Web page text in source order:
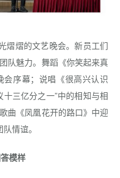
熠熠的文艺晚会。新员工们
队魅力。舞蹈《你笑起来真
序幕；说唱《很高兴认识
三亿分之一”中的相知与相
曲《凤凰花开的路口》中迎
情谊。
模样